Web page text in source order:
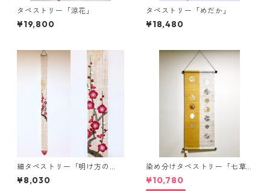
タペストリー「涼花」
¥19,800
タペストリー「めだか」
¥18,480
細タペストリー「明け方の
梅」
¥8,030
染め分けタペストリー「七草
月うさぎ」
¥10,780